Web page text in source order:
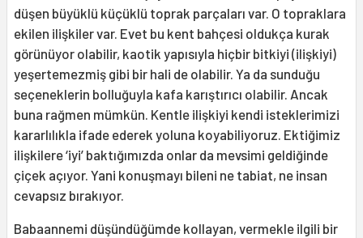
düşen büyüklü küçüklü toprak parçaları var. O topraklara
ekilen ilişkiler var. Evet bu kent bahçesi oldukça kurak
görünüyor olabilir, kaotik yapısıyla hiçbir bitkiyi (ilişkiyi)
yeşertemezmiş gibi bir hali de olabilir. Ya da sunduğu
seçeneklerin bolluğuyla kafa karıştırıcı olabilir. Ancak
buna rağmen mümkün. Kentle ilişkiyi kendi isteklerimizi
kararlılıkla ifade ederek yoluna koyabiliyoruz. Ektiğimiz
ilişkilere ‘iyi’ baktığımızda onlar da mevsimi geldiğinde
çiçek açıyor. Yani konuşmayı bileni ne tabiat, ne insan
cevapsız bırakıyor.
Babaannemi düşündüğümde kollayan, vermekle ilgili bir